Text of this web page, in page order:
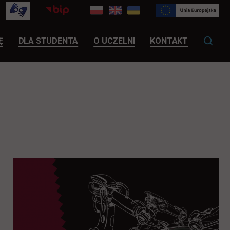
LINK OTWIERA SIĘ W NOWEJ KARCIE
DLA STUDENTA O UCZELNI KONTAKT